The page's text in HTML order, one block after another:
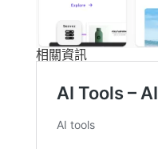
相關資訊